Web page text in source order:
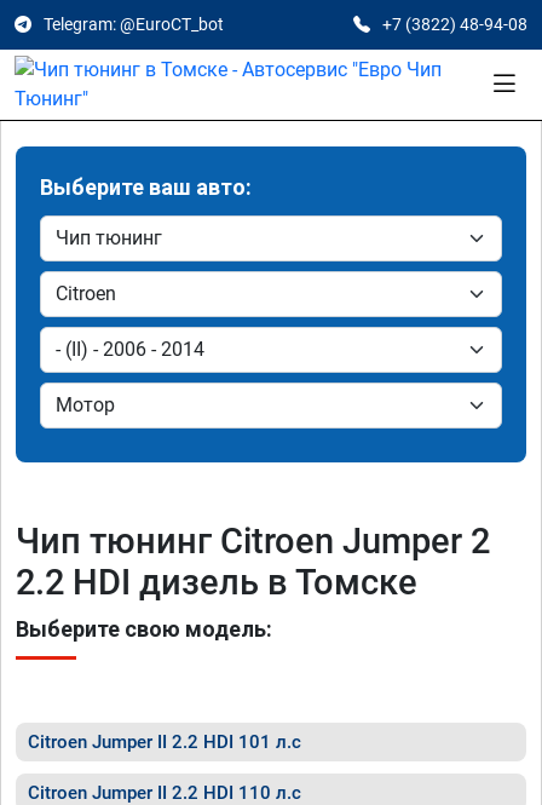
Telegram: @EuroCT_bot +7 (3822) 48-94-08
Выберите ваш авто:
Чип тюнинг Citroen Jumper 2
2.2 HDI дизель в Томске
Выберите свою модель:
Citroen Jumper II 2.2 HDI 101 л.с
Citroen Jumper II 2.2 HDI 110 л.с